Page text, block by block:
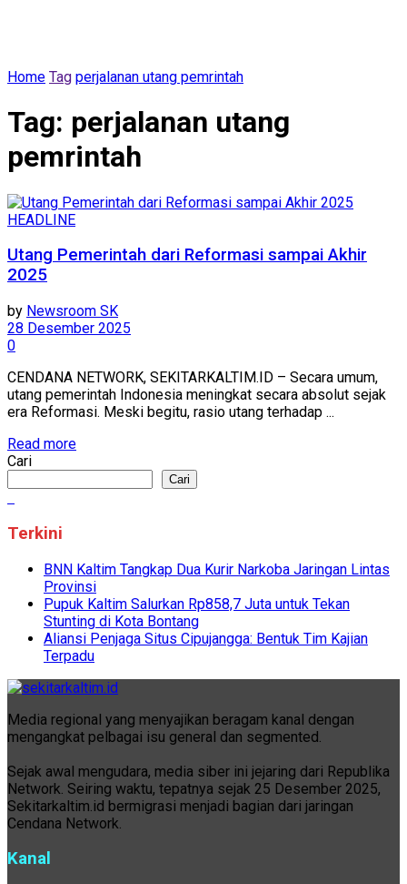
Home Tag perjalanan utang pemrintah
Tag: perjalanan utang
pemrintah
HEADLINE
Utang Pemerintah dari Reformasi sampai Akhir
2025
by Newsroom SK
28 Desember 2025
0
CENDANA NETWORK, SEKITARKALTIM.ID – Secara umum,
utang pemerintah Indonesia meningkat secara absolut sejak
era Reformasi. Meski begitu, rasio utang terhadap ...
Read more
Cari
Cari
Terkini
BNN Kaltim Tangkap Dua Kurir Narkoba Jaringan Lintas
Provinsi
Pupuk Kaltim Salurkan Rp858,7 Juta untuk Tekan
Stunting di Kota Bontang
Aliansi Penjaga Situs Cipujangga: Bentuk Tim Kajian
Terpadu
Media regional yang menyajikan beragam kanal dengan
mengangkat pelbagai isu general dan segmented.
Sejak awal mengudara, media siber ini jejaring dari Republika
Network. Seiring waktu, tepatnya sejak 25 Desember 2025,
Sekitarkaltim.id bermigrasi menjadi bagian dari jaringan
Cendana Network.
Kanal